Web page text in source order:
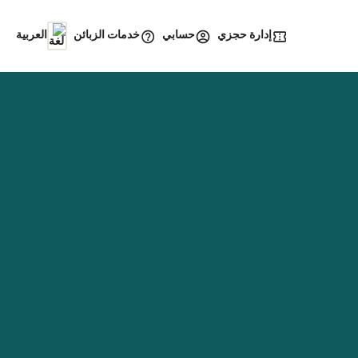
إدارة حجزي حسابي خدمات الزبائن العربية